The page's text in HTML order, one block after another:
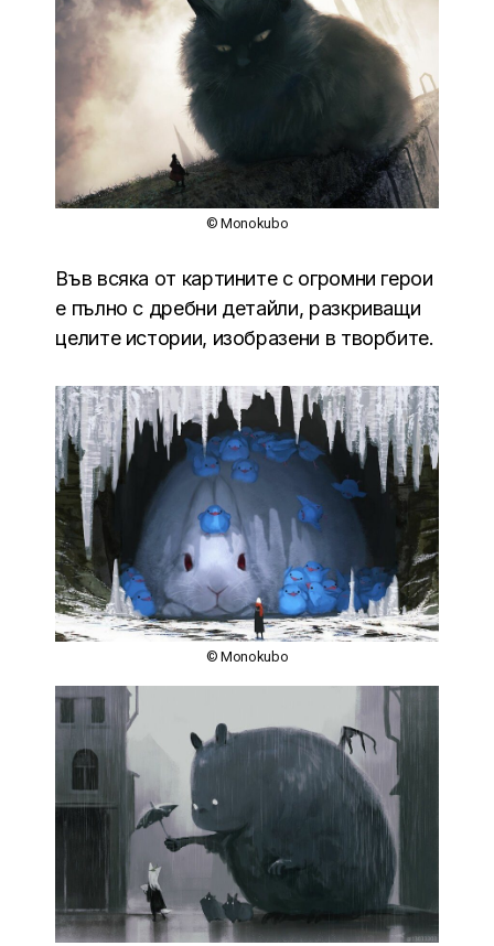
© Monokubo
Във всяка от картините с огромни герои
е пълно с дребни детайли, разкриващи
целите истории, изобразени в творбите.
© Monokubo